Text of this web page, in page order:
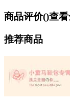
商品评价()查
推荐商品